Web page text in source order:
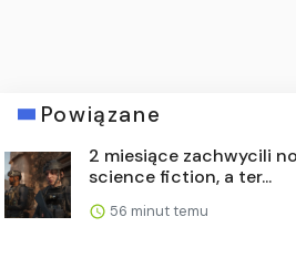
Powiązane
2 miesiące zachwycili
science fiction, a ter...
56 minut temu